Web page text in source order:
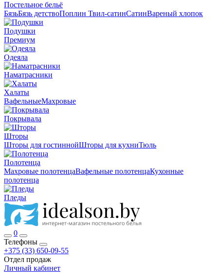
Постельное бельё
БязьБязь детствоПоплин Твил-сатинСатинВареный хлопок
Подушки
Премиум
Одеяла
Наматрасники
Халаты
ВафельныеМахровые
Покрывала
Шторы
Шторы для гостиннойШторы для кухниТюль
Полотенца
Махровые полотенцаВафельные полотенцаКухонные
полотенца
Пледы
0
Телефоны
+375 (33) 650-09-55
Отдел продаж
Личный кабинет